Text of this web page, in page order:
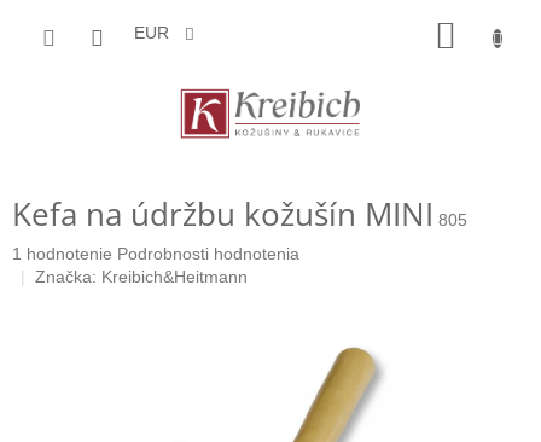
EUR
Kefa na údržbu kožušín MINI 805
Priemerné
hodnotenie
1 hodnotenie Podrobnosti hodnotenia
Značka: Kreibich&Heitmann